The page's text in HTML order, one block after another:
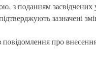
з поданням засвідчених
зазначені
про